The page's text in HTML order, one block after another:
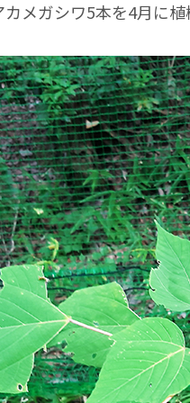
メガシワ5本を4月に